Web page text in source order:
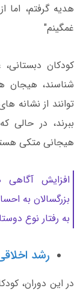
هدیه گرفتم، اما
غمگینم"
کودکان
شناسند، هیجان
توانند از نشانه
ببرند، در
هیجانی متکی
افزایش
بزرگسالان به
به رفتار نوع
رشد اخلاقی
در این دوران،